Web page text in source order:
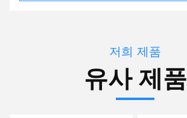
저희 제품
유사 제품